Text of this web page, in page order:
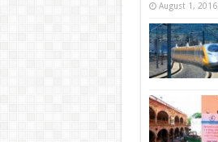
August 1, 2016